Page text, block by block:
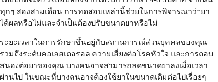
ทุกๆ สองสามเดือน การทดสอบเหล่านี้ช่วยในการพิจารณาว่ายา
ได้ผลหรือไม่และจำเป็นต้องปรับขนาดยาหรือไม่
ระยะเวลาในการรักษาขึ้นอยู่กับสถานการณ์ส่วนบุคคลของคุณ
รวมถึงระดับคอเลสเตอรอล ความเสี่ยงต่อโรคหัวใจ และการตอบ
สนองต่อยาของคุณ บางคนอาจสามารถลดขนาดยาลงเมื่อเวลา
ผ่านไป ในขณะที่บางคนอาจต้องใช้ยาในขนาดเดิมต่อไปเรื่อยๆ